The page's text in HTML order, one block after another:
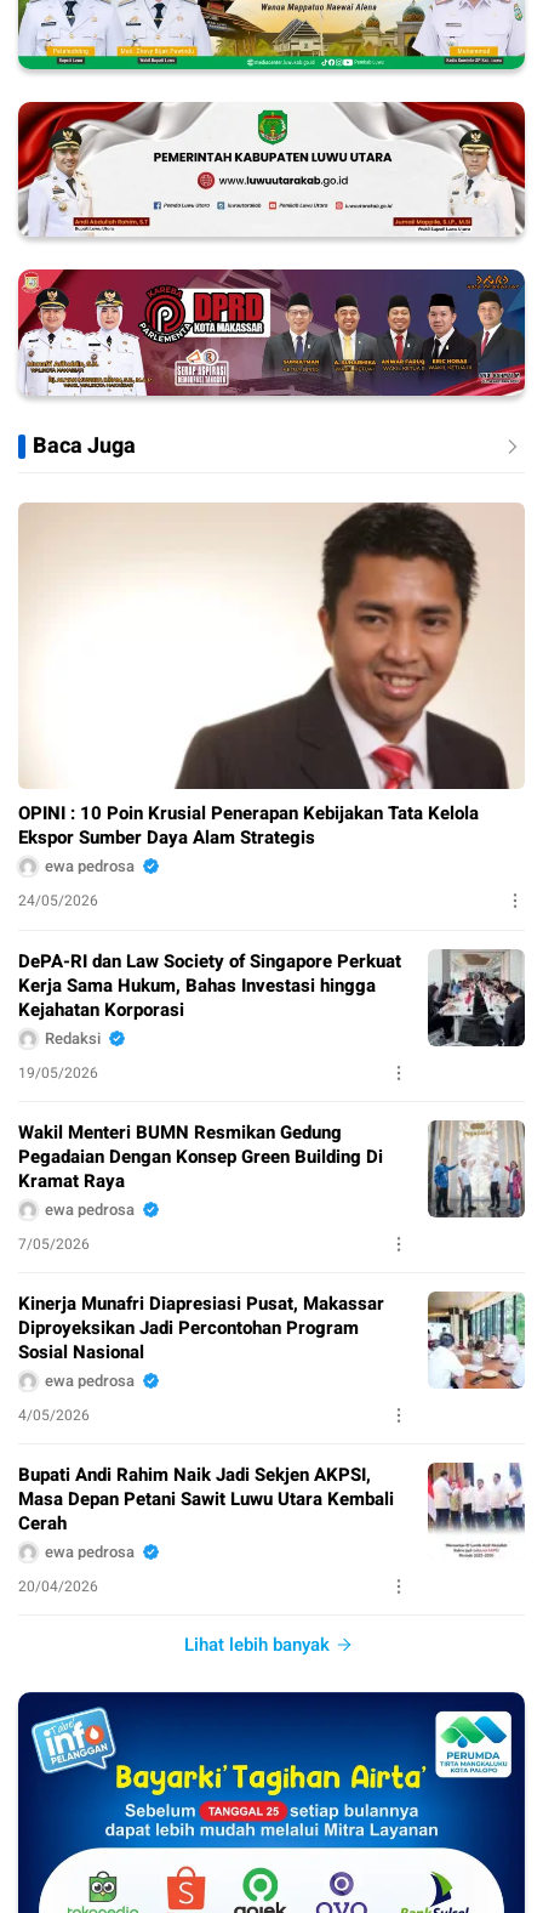
Baca Juga
OPINI : 10 Poin Krusial Penerapan Kebijakan Tata Kelola
Ekspor Sumber Daya Alam Strategis
ewa pedrosa
24/05/2026
DePA-RI dan Law Society of Singapore Perkuat
Kerja Sama Hukum, Bahas Investasi hingga
Kejahatan Korporasi
Redaksi
19/05/2026
Wakil Menteri BUMN Resmikan Gedung
Pegadaian Dengan Konsep Green Building Di
Kramat Raya
ewa pedrosa
7/05/2026
Kinerja Munafri Diapresiasi Pusat, Makassar
Diproyeksikan Jadi Percontohan Program
Sosial Nasional
ewa pedrosa
4/05/2026
Bupati Andi Rahim Naik Jadi Sekjen AKPSI,
Masa Depan Petani Sawit Luwu Utara Kembali
Cerah
ewa pedrosa
20/04/2026
Lihat lebih banyak